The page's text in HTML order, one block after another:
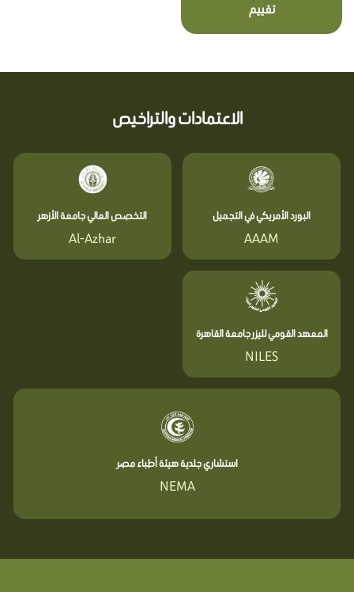
تقييم
الاعتمادات والتراخيص
البورد الأمريكي في التجميل
AAAM
التخصص العالي جامعة الأزهر
Al-Azhar
المعهد القومي لليزر جامعة القاهرة
NILES
استشاري جلدية هيئة أطباء مصر
NEMA